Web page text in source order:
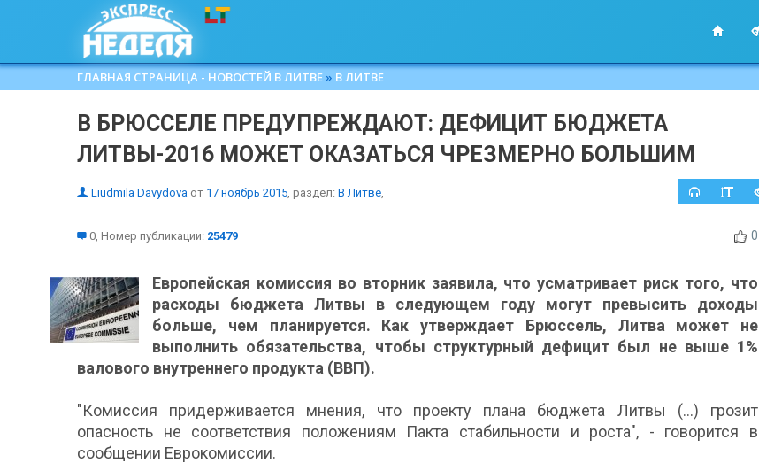
ГЛАВНАЯ СТРАНИЦА - НОВОСТЕЙ В ЛИТВЕ » В ЛИТВЕ
В БРЮССЕЛЕ ПРЕДУПРЕЖДАЮТ: ДЕФИЦИТ БЮДЖЕТА
ЛИТВЫ-2016 МОЖЕТ ОКАЗАТЬСЯ ЧРЕЗМЕРНО БОЛЬШИМ
Liudmila Davydova от 17 ноябрь 2015, раздел: В Литве,
0, Номер публикации: 25479 0
Европейская комиссия во вторник заявила, что усматривает риск того, что
расходы бюджета Литвы в следующем году могут превысить доходы
больше, чем планируется. Как утверждает Брюссель, Литва может не
выполнить обязательства, чтобы структурный дефицит был не выше 1%
валового внутреннего продукта (ВВП).
"Комиссия придерживается мнения, что проекту плана бюджета Литвы (...) грозит
опасность не соответствия положениям Пакта стабильности и роста", - говорится в
сообщении Еврокомиссии.